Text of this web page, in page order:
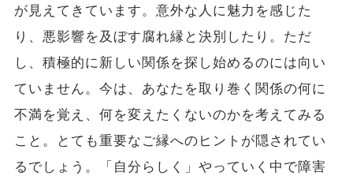
が見えてきています。意外な人に魅力を感じた
り、悪影響を及ぼす腐れ縁と決別したり。ただ
し、積極的に新しい関係を探し始めるのには向い
ていません。今は、あなたを取り巻く関係の何に
不満を覚え、何を変えたくないのかを考えてみる
こと。とても重要なご縁へのヒントが隠されてい
るでしょう。「自分らしく」やっていく中で障害